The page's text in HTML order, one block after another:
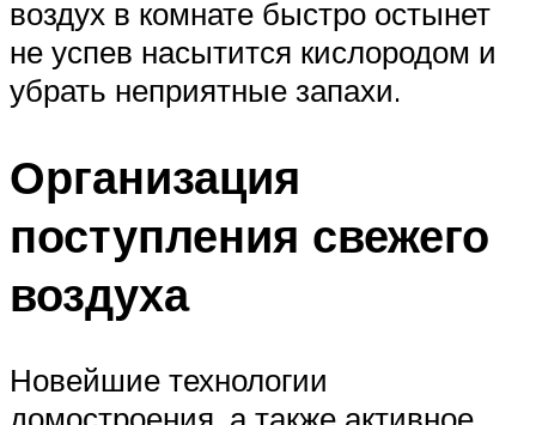
воздух в комнате быстро остынет
не успев насытится кислородом и
убрать неприятные запахи.
Организация
поступления свежего
воздуха
Новейшие технологии